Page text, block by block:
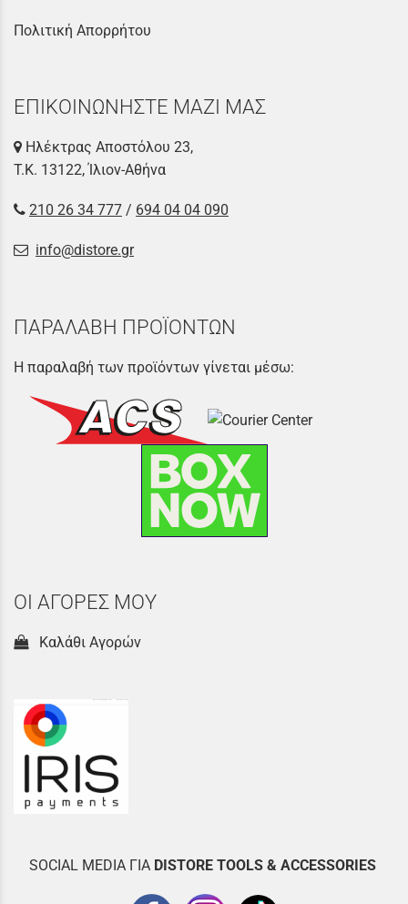
Πολιτική Απορρήτου
ΕΠΙΚΟΙΝΩΝΗΣΤΕ ΜΑΖΙ ΜΑΣ
Ηλέκτρας Αποστόλου 23,
Τ.Κ. 13122, Ίλιον-Αθήνα
210 26 34 777 / 694 04 04 090
info@distore.gr
ΠΑΡΑΛΑΒΗ ΠΡΟΪΟΝΤΩΝ
Η παραλαβή των προϊόντων γίνεται μέσω:
ΟΙ ΑΓΟΡΕΣ ΜΟΥ
Καλάθι Αγορών
SOCIAL MEDIA ΓΙΑ DISTORE TOOLS & ACCESSORIES